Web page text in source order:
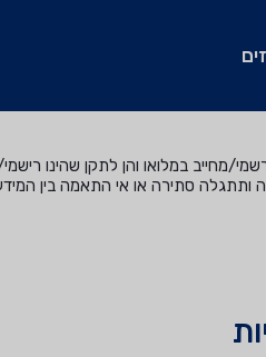
מחייב במלואו והן לתקן שהינו
ותתגלה סתירה או אי התאמה בין